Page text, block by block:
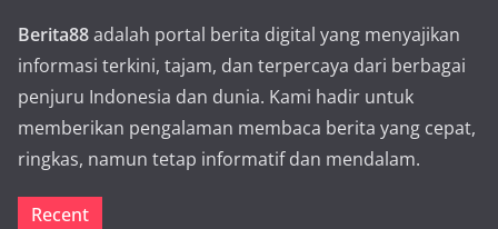
Berita88adalah portal berita digital yang menyajikan
informasi terkini, tajam, dan terpercaya dari berbagai
penjuru Indonesia dan dunia. Kami hadir untuk
memberikan pengalaman membaca berita yang cepat,
ringkas, namun tetap informatif dan mendalam.
Recent